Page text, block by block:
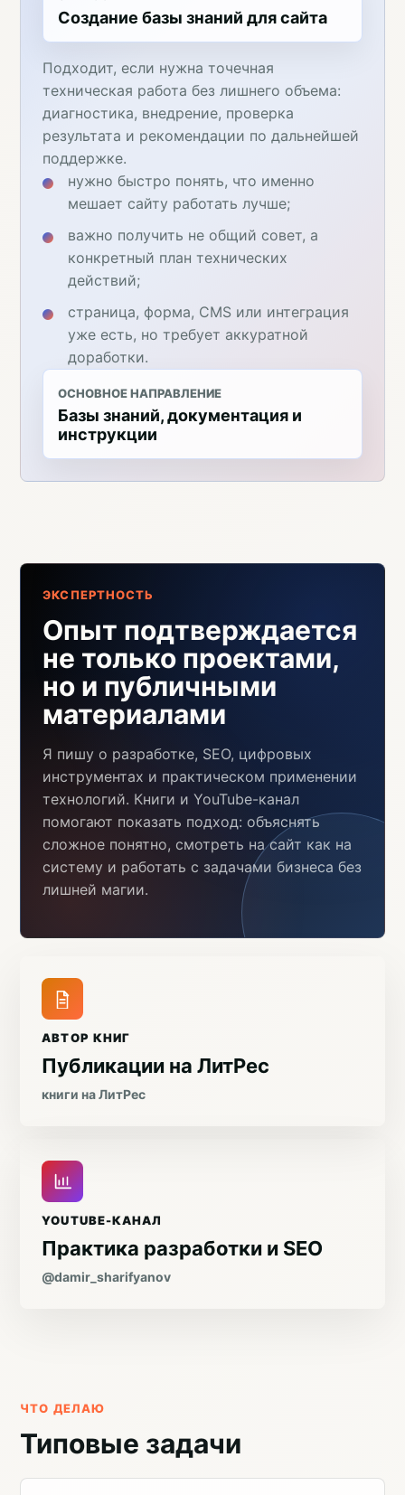
Создание базы знаний для сайта
Подходит, если нужна точечная
техническая работа без лишнего объема:
диагностика, внедрение, проверка
результата и рекомендации по дальнейшей
поддержке.
нужно быстро понять, что именно
мешает сайту работать лучше;
важно получить не общий совет, а
конкретный план технических
действий;
страница, форма, CMS или интеграция
уже есть, но требует аккуратной
доработки.
ОСНОВНОЕ НАПРАВЛЕНИЕ
Базы знаний, документация и
инструкции
ЭКСПЕРТНОСТЬ
Опыт подтверждается
не только проектами,
но и публичными
материалами
Я пишу о разработке, SEO, цифровых
инструментах и практическом применении
технологий. Книги и YouTube-канал
помогают показать подход: объяснять
сложное понятно, смотреть на сайт как на
систему и работать с задачами бизнеса без
лишней магии.
АВТОР КНИГ
Публикации на ЛитРес
книги на ЛитРес
YOUTUBE-КАНАЛ
Практика разработки и SEO
@damir_sharifyanov
ЧТО ДЕЛАЮ
Типовые задачи